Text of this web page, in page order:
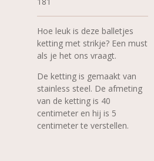
Hoe leuk is deze balletjes
ketting met strikje? Een must
als je het ons vraagt.
De ketting is gemaakt van
stainless steel. De afmeting
van de ketting is 40
centimeter en hij is 5
centimeter te verstellen.